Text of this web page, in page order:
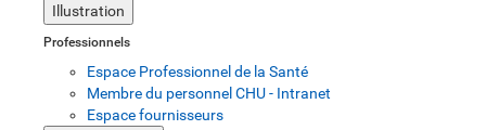
Illustration
Professionnels
Espace Professionnel de la Santé
Membre du personnel CHU - Intranet
Espace fournisseurs